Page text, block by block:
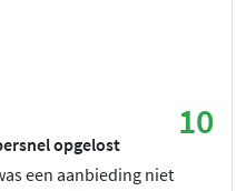
10
opgelost
een aanbieding niet